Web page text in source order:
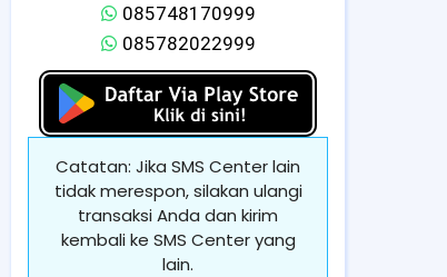
085748170999
085782022999
Catatan: Jika SMS Center lain
tidak merespon, silakan ulangi
transaksi Anda dan kirim
kembali ke SMS Center yang
lain.